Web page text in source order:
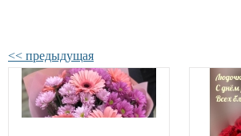
<< предыдущая